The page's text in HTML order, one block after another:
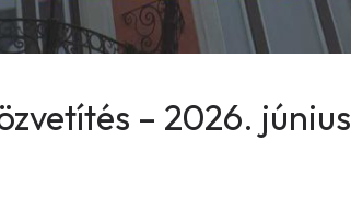
– 2026. június